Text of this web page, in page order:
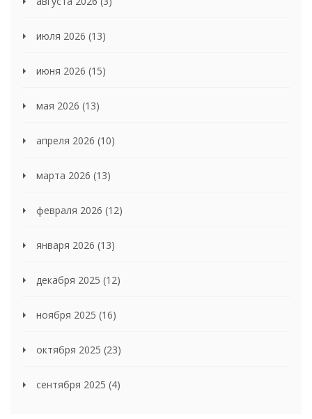
июля 2026 (13)
июня 2026 (15)
мая 2026 (13)
апреля 2026 (10)
марта 2026 (13)
февраля 2026 (12)
января 2026 (13)
декабря 2025 (12)
ноября 2025 (16)
октября 2025 (23)
сентября 2025 (4)